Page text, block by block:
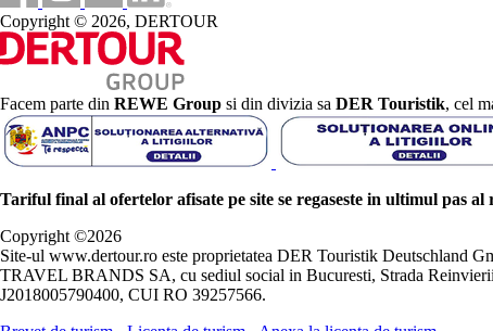
Copyright © 2026, DERTOUR
Facem parte din REWE Group si din divizia sa DER Touristik, cel
Tariful final al ofertelor afisate pe site se regaseste in ultimul pas
Copyright ©2026
Site-ul www.dertour.ro este proprietatea DER Touristik Deutschland
TRAVEL BRANDS SA, cu sediul social in Bucuresti, Strada
J2018005790400, CUI RO 39257566.